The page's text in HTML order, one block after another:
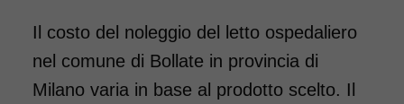
COSTO NOLEGGIO
da 116,00€
Il costo del noleggio del letto ospedaliero
nel comune di Bollate in provincia di
Milano varia in base al prodotto scelto. Il